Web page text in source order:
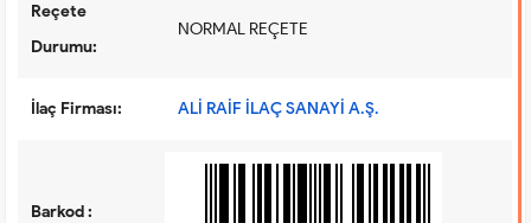
Reçete
Durumu:
NORMAL REÇETE
İlaç Firması: ALİ RAİF İLAÇ SANAYİ A.Ş.
Barkod :